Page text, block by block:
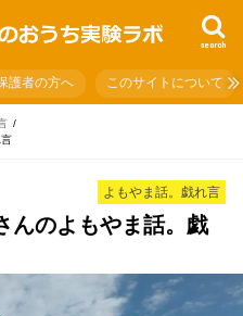
search
護者の方へ このサイトについて
よもやま話。戯れ言
んのよもやま話。戯